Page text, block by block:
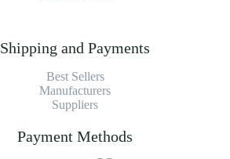
Shipping and Payments
Best Sellers
Manufacturers
Suppliers
Payment Methods